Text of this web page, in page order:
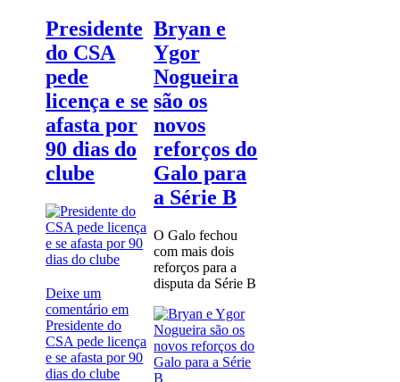
Presidente
do CSA
pede
licença e se
afasta por
90 dias do
clube
Deixe um
comentárioem
Presidente do
CSA pede licença
e se afasta por 90
dias do clube
Bryan e
Ygor
Nogueira
são os
novos
reforços do
Galo para
a Série B
O Galo fechou
com mais dois
reforços para a
disputa da Série B